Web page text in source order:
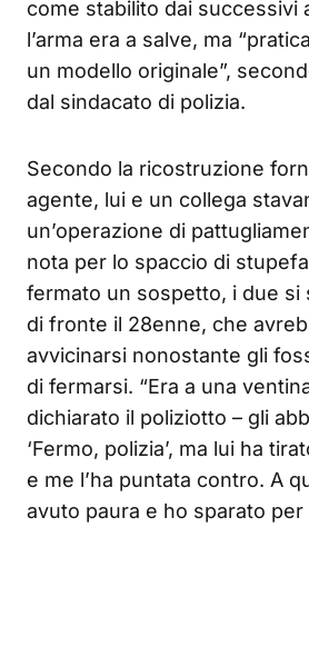
come stabilito dai successivi
l’arma era a salve, ma
un modello originale”,
dal sindacato di polizia.
Secondo la ricostruzione
agente, lui e un collega
un’operazione di
nota per lo spaccio di
fermato un sospetto, i due si
di fronte il 28enne, che
avvicinarsi nonostante gli
di fermarsi. “Era a una
dichiarato il poliziotto – gli
‘Fermo, polizia’, ma lui ha
e me l’ha puntata contro. A
avuto paura e ho sparato per